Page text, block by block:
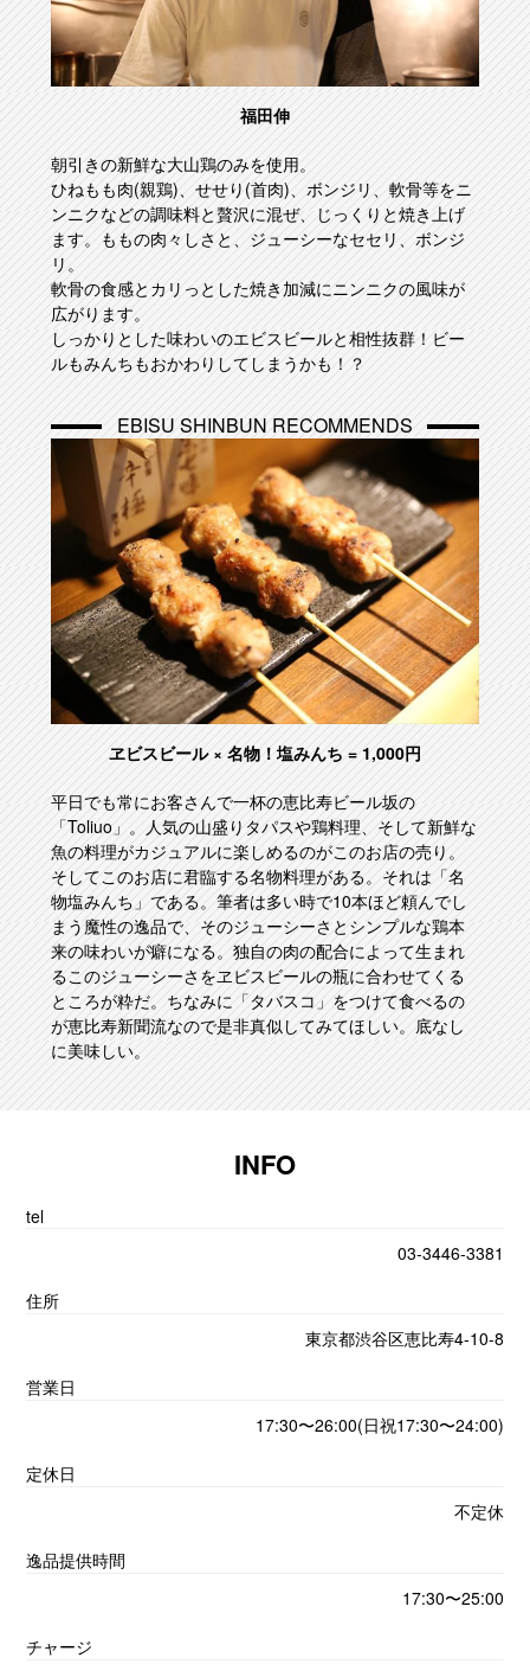
福田伸
朝引きの新鮮な大山鶏のみを使用。
ひねもも肉(親鶏)、せせり(首肉)、ボンジリ、軟骨等をニ
ンニクなどの調味料と贅沢に混ぜ、じっくりと焼き上げ
ます。ももの肉々しさと、ジューシーなセセリ、ボンジ
リ。
軟骨の食感とカリっとした焼き加減にニンニクの風味が
広がります。
しっかりとした味わいのエビスビールと相性抜群！ビー
ルもみんちもおかわりしてしまうかも！？
EBISU SHINBUN RECOMMENDS
ヱビスビール × 名物！塩みんち = 1,000円
平日でも常にお客さんで一杯の恵比寿ビール坂の
「Toliuo」。人気の山盛りタパスや鶏料理、そして新鮮な
魚の料理がカジュアルに楽しめるのがこのお店の売り。
そしてこのお店に君臨する名物料理がある。それは「名
物塩みんち」である。筆者は多い時で10本ほど頼んでし
まう魔性の逸品で、そのジューシーさとシンプルな鶏本
来の味わいが癖になる。独自の肉の配合によって生まれ
るこのジューシーさをヱビスビールの瓶に合わせてくる
ところが粋だ。ちなみに「タバスコ」をつけて食べるの
が恵比寿新聞流なので是非真似してみてほしい。底なし
に美味しい。
INFO
tel
03-3446-3381
住所
東京都渋谷区恵比寿4-10-8
営業日
17:30〜26:00(日祝17:30〜24:00)
定休日
不定休
逸品提供時間
17:30〜25:00
チャージ